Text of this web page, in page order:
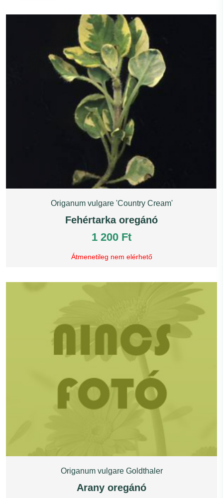
Origanum vulgare 'Country Cream'
Fehértarka oregánó
1 200 Ft
Átmenetileg nem elérhető
Origanum vulgare Goldthaler
Arany oregánó